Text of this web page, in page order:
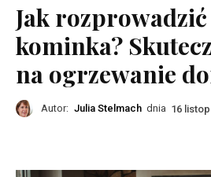
Jak rozprowadzić
kominka?
na ogrzewanie
Autor: Julia Stelmach dnia 16